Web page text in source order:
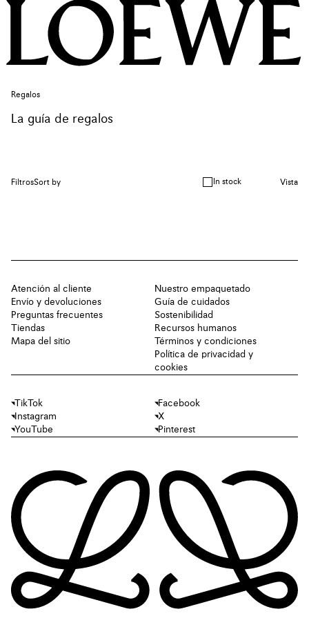
Regalos
La guía de regalos
FiltrosSort by In stock Vista
Atención al cliente
Envío y devoluciones
Preguntas frecuentes
Tiendas
Mapa del sitio
Nuestro empaquetado
Guía de cuidados
Sostenibilidad
Recursos humanos
Términos y condiciones
Política de privacidad y
cookies
TikTok
Facebook
Instagram
X
YouTube
Pinterest